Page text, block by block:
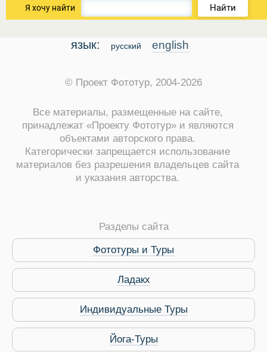
Путеводитель по
Я хочу найти Найти
язык: русский english
© Проект Фототур, 2004-2026
Все материалы, размещенные на сайте,
принадлежат «Проекту Фототур» и являются
объектами авторского права.
Категорически запрещается использование
материалов без разрешения владельцев сайта
и указания авторства.
Разделы сайта
Фототуры и Туры
Ладакх
Индивидуальные Туры
Йога-Туры